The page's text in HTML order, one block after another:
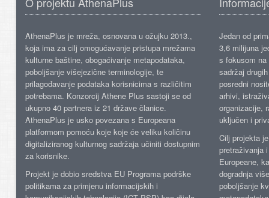
AthenaPlus je mreža, osnovana u ožujku 2013.,
koja ima za cilj omogućavanje pristupa mrežama
kulturne baštine, obogaćivanje metapodataka,
poboljšanje višejezične terminologije, te
prilagođavanje podataka korisnicima s različitim
potrebama. Konzorcij Athene Plus sastoji se od
ukupno 40 partnera iz 21 države članice.
AthenaPlus je usko povezana s Europeana
platformom pomoću koje koje će veliku količinu
digitaliziranog kulturnog sadržaja učiniti dostupnim
za korisnike.
Projekt je dobio sredstva EU Programa podrške
politikama za primjenu informacijskih i
Jedan od
3,6 milijuna
s fokusom
sadržaj
posredni
arhivi,
organizacije,
uključen i
Cilj projekta
pretraživanja
Europeane,
dogradnja
poboljšanje